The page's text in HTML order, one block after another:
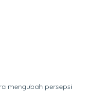
mengubah persepsi